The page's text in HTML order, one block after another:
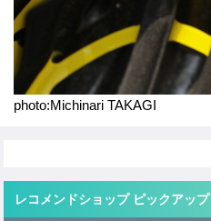
photo:Michinari TAKAGI
レコメンドショップ ピックアップ